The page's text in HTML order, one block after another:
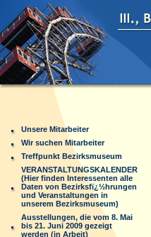
Unsere Mitarbeiter
Wir suchen Mitarbeiter
Treffpunkt Bezirksmuseum
VERANSTALTUNGSKALENDER
(Hier finden Interessenten alle
Daten von Bezirksfï¿½hrungen
und Veranstaltungen in
unserem Bezirksmuseum)
Ausstellungen, die vom 8. Mai
bis 21. Juni 2009 gezeigt
werden (in Arbeit)